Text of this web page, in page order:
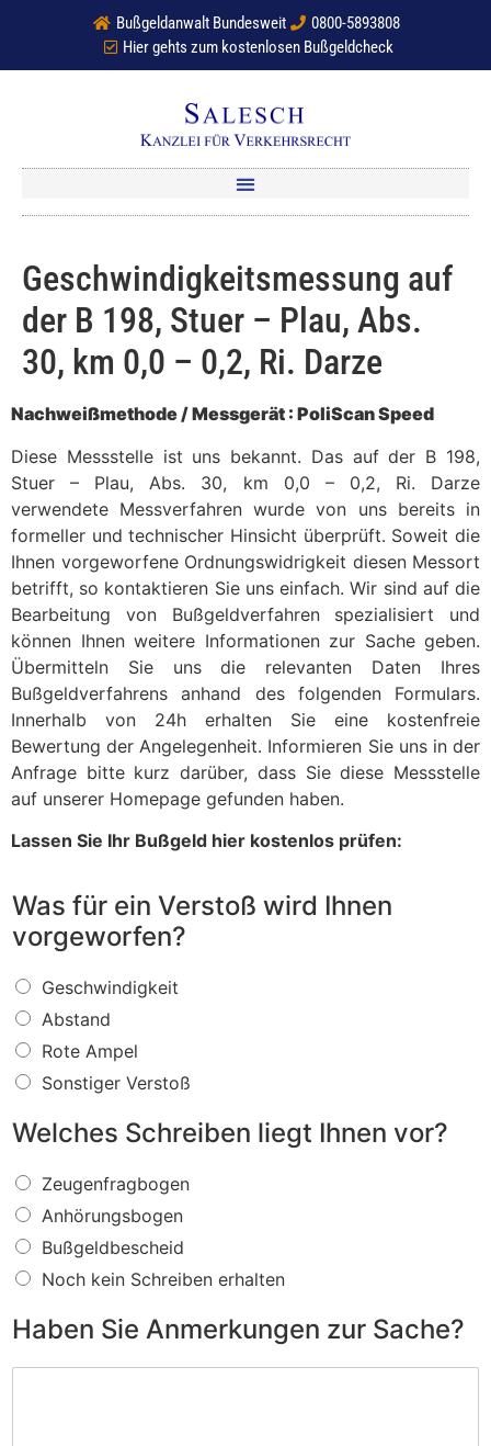
Bußgeldanwalt Bundesweit
0800-5893808
Hier gehts zum kostenlosen Bußgeldcheck
Geschwindigkeitsmessung auf
der B 198, Stuer – Plau, Abs.
30, km 0,0 – 0,2, Ri. Darze
Nachweißmethode / Messgerät : PoliScan Speed
Diese Messstelle ist uns bekannt. Das auf der B 198,
Stuer – Plau, Abs. 30, km 0,0 – 0,2, Ri. Darze
verwendete Messverfahren wurde von uns bereits in
formeller und technischer Hinsicht überprüft. Soweit die
Ihnen vorgeworfene Ordnungswidrigkeit diesen Messort
betrifft, so kontaktieren Sie uns einfach. Wir sind auf die
Bearbeitung von Bußgeldverfahren spezialisiert und
können Ihnen weitere Informationen zur Sache geben.
Übermitteln Sie uns die relevanten Daten Ihres
Bußgeldverfahrens anhand des folgenden Formulars.
Innerhalb von 24h erhalten Sie eine kostenfreie
Bewertung der Angelegenheit. Informieren Sie uns in der
Anfrage bitte kurz darüber, dass Sie diese Messstelle
auf unserer Homepage gefunden haben.
Lassen Sie Ihr Bußgeld hier kostenlos prüfen:
Was für ein Verstoß wird Ihnen
vorgeworfen?
W
a
s
f
ü
r
i
V
e
r
s
t
o
ß
w
Geschwindigkeit
Abstand
Rote Ampel
Sonstiger Verstoß
Welches Schreiben liegt Ihnen vor?
W
e
c
h
e
S
Zeugenfragbogen
Anhörungsbogen
Bußgeldbescheid
Noch kein Schreiben erhalten
Haben Sie Anmerkungen zur Sache?